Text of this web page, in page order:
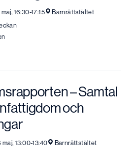
16:30-17:15
Barnrättstältet
– Samtal
och
13:00-13:40
Barnrättstältet